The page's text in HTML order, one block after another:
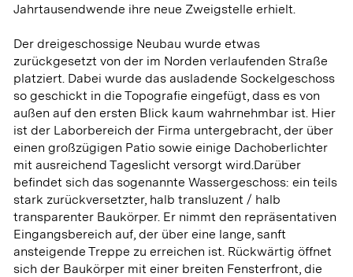
Jahrtausendwende ihre neue Zweigstelle erhielt.
Der dreigeschossige Neubau wurde etwas
zurückgesetzt von der im Norden verlaufenden Straße
platziert. Dabei wurde das ausladende Sockelgeschoss
so geschickt in die Topografie eingefügt, dass es von
außen auf den ersten Blick kaum wahrnehmbar ist. Hier
ist der Laborbereich der Firma untergebracht, der über
einen großzügigen Patio sowie einige Dachoberlichter
mit ausreichend Tageslicht versorgt wird.Darüber
befindet sich das sogenannte Wassergeschoss: ein teils
stark zurückversetzter, halb transluzent / halb
transparenter Baukörper. Er nimmt den repräsentativen
Eingangsbereich auf, der über eine lange, sanft
ansteigende Treppe zu erreichen ist. Rückwärtig öffnet
sich der Baukörper mit einer breiten Fensterfront, die